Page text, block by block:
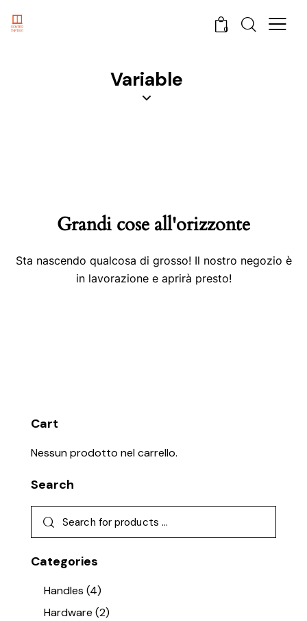
0
Variable
Grandi cose all'orizzonte
Sta nascendo qualcosa di grosso! Il nostro negozio è
in lavorazione e aprirà presto!
Cart
Nessun prodotto nel carrello.
Search
Categories
Handles (4)
Hardware (2)